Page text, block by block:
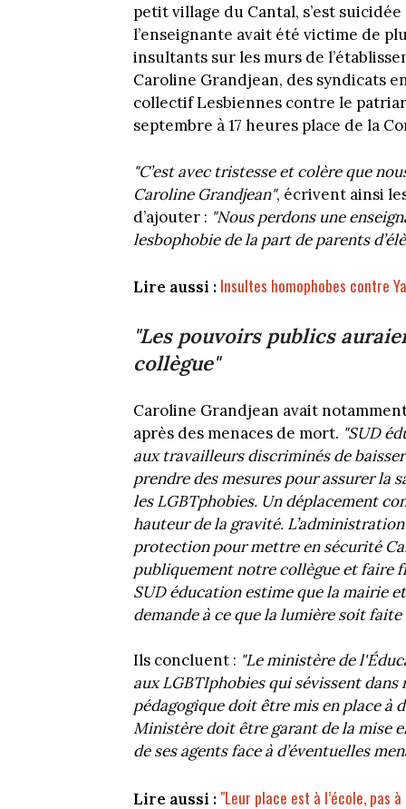
petit village du Cantal, s’est
l’enseignante avait été victime de
insultants sur les murs de
Caroline Grandjean, des syndicats
collectif Lesbiennes contre le
septembre à 17 heures place de la
"C’est avec tristesse et colère que
Caroline Grandjean", écrivent ainsi
d’ajouter : "Nous perdons une
lesbophobie de la part de parents
Lire aussi : Insultes homophobes contre
"Les pouvoirs publics
collègue"
Caroline Grandjean avait
après des menaces de mort. "SUD
aux travailleurs discriminés de
prendre des mesures pour assurer la
les LGBTphobies. Un déplacement
hauteur de la gravité.
protection pour mettre en sécurité
publiquement notre collègue et faire
SUD éducation estime que la mairie
demande à ce que la lumière soit
Ils concluent : "Le ministère de
aux LGBTIphobies qui sévissent
pédagogique doit être mis en place à
Ministère doit être garant de la mise
de ses agents face à d’éventuelles
Lire aussi : "Leur place est à l’école, pas